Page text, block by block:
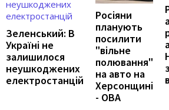
Зеленський: В
Україні не
залишилося
неушкоджених
електростанцій
Росіяни
планують
посилити
"вільне
полювання"
на авто на
Херсонщині
- ОВА